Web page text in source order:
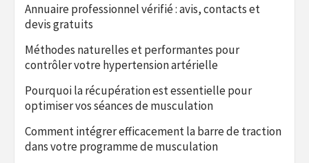
Annuaire professionnel vérifié : avis, contacts et
devis gratuits
Méthodes naturelles et performantes pour
contrôler votre hypertension artérielle
Pourquoi la récupération est essentielle pour
optimiser vos séances de musculation
Comment intégrer efficacement la barre de traction
dans votre programme de musculation